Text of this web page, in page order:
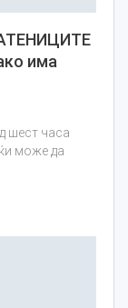
има
шест часа
може да